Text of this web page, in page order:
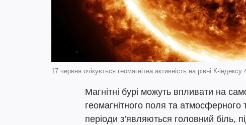
17 червня очікується геомагнітна активність на рівні К-
Магнітні бурі можуть впливати на
геомагнітного поля та атмосферного
періоди з’являються головний біль,